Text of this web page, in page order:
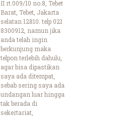
II rt.009/10 no.8, Tebet
Barat, Tebet, Jakarta
selatan 12810. telp 021
8300912, namun jika
anda telah ingin
berkunjung maka
telpon terlebih dahulu,
agar bisa dipastikan
saya ada ditempat,
sebab sering saya ada
undangan luar hingga
tak berada di
sekertariat,